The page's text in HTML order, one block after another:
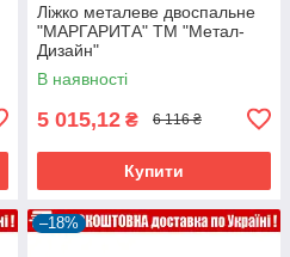
Ліжко металеве двоспальне
"МАРГАРИТА" ТМ "Метал-
Дизайн"
В наявності
5 015,12 ₴ 6 116 ₴
Купити
–18%